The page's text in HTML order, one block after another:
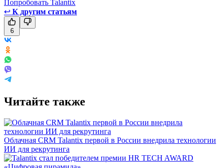
Попробовать Talantix
↩ К другим статьям
6
Читайте также
Облачная CRM Talantix первой в России внедрила технологии
ИИ для рекрутинга